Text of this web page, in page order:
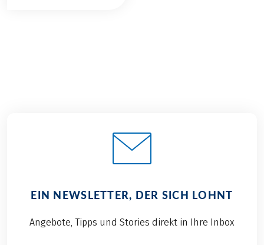
EIN NEWSLETTER, DER SICH LOHNT
Angebote, Tipps und Stories direkt in Ihre Inbox